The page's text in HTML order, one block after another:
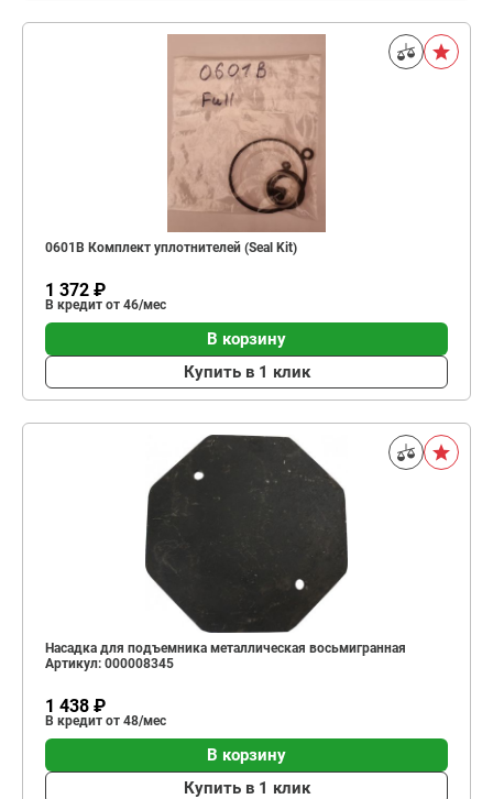
0601B Комплект уплотнителей (Seal Kit)
1 372 ₽
В кредит от 46/мес
В корзину
Купить в 1 клик
Насадка для подъемника металлическая восьмигранная
Артикул: 000008345
1 438 ₽
В кредит от 48/мес
В корзину
Купить в 1 клик